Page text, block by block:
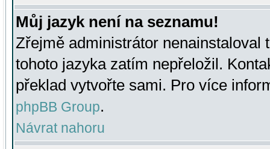
Můj jazyk není na seznamu!
Zřejmě administrátor nenainstaloval
tohoto jazyka zatím nepřeložil.
překlad vytvořte sami. Pro více
phpBB Group.
Návrat nahoru